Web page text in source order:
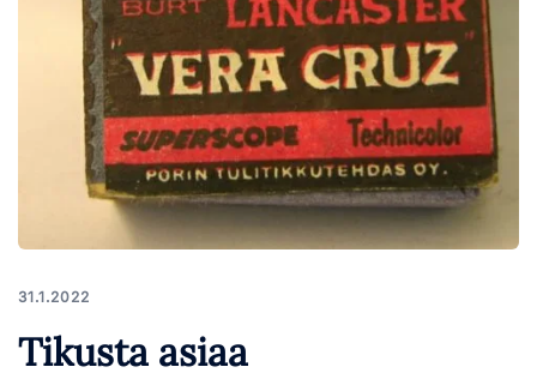
31.1.2022
Tikusta asiaa